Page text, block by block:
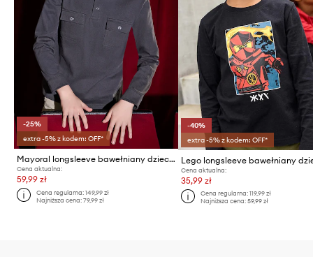
-25%
extra -5% z kodem: OFF*
Mayoral longsleeve bawełniany dziecięcy
Cena aktualna:
59,99 zł
Cena regularna:149,99 zł
Najniższa cena:79,99 zł
-40%
extra -5% z kodem: OFF*
Cena aktualna:
35,99 zł
Cena regularna: 119,99 zł
Najniższa cena: 59,99 zł